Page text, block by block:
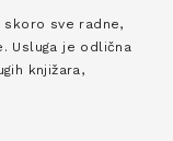
skoro sve radne,
Usluga je odlična
knjižara,